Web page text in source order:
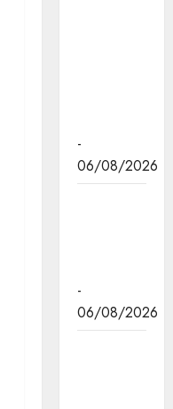
-
06/08/2026
-
06/08/2026